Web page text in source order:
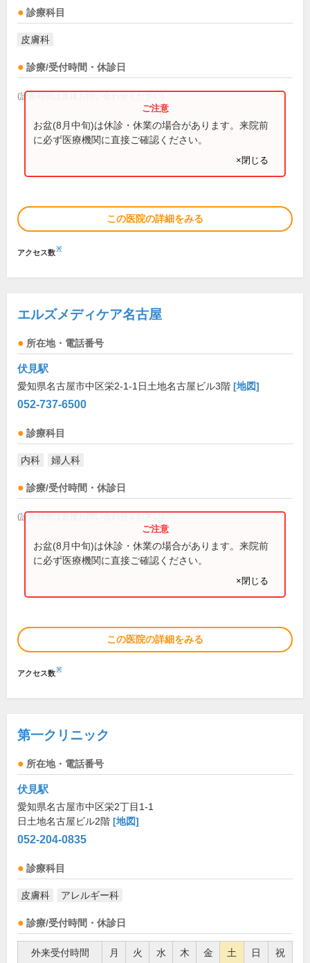
診療科目
皮膚科
診療/受付時間・休診日
(診療時間は直接お問い合わせください)
お盆(8月中旬)は休診・休業の場合があります。来院前
に必ず医療機関に直接ご確認ください。
×閉じる
この医院の詳細をみる
アクセス数※
エルズメディケア名古屋
所在地・電話番号
伏見駅
愛知県名古屋市中区栄2-1-1日土地名古屋ビル3階 [地図]
052-737-6500
診療科目
内科 婦人科
診療/受付時間・休診日
(診療時間は直接お問い合わせください)
お盆(8月中旬)は休診・休業の場合があります。来院前
に必ず医療機関に直接ご確認ください。
×閉じる
この医院の詳細をみる
アクセス数※
第一クリニック
所在地・電話番号
伏見駅
愛知県名古屋市中区栄2丁目1-1
日土地名古屋ビル2階 [地図]
052-204-0835
診療科目
皮膚科 アレルギー科
診療/受付時間・休診日
外来受付時間 月 火 水 木 金 土 日 祝